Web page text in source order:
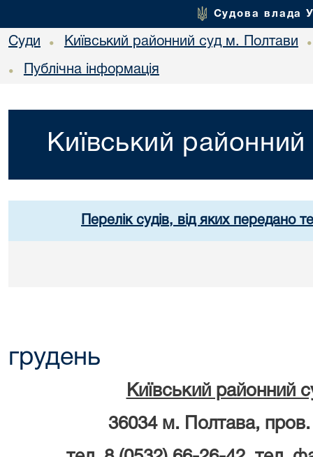
Судова влада
Суди • Київський районний суд м. Полтави •
• Публічна інформація
Київський
Перелік судів, від яких передано
грудень
Київський районний
36034 м. Полтава,